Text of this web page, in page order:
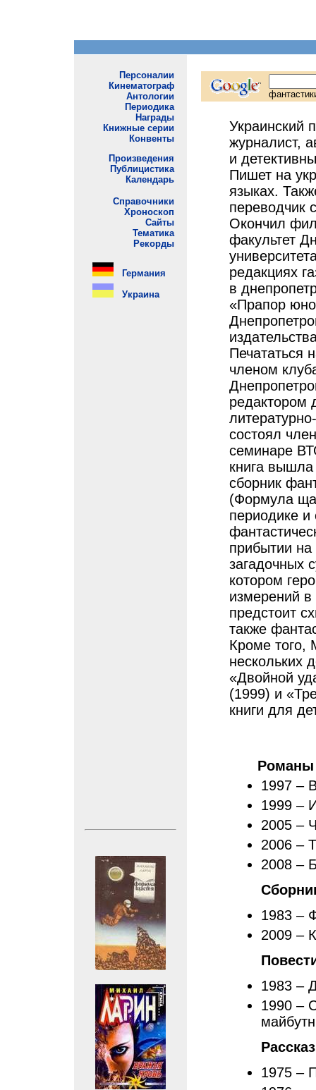
Украинский
журналист,
и
Пишет на
языках.
переводчик
Окончил
факультет
редакциях
в
«Прапор
Печататься
членом
редактором
состоял
семинаре
книга вышла
сборник
(Формула
периодике и
прибытии на
загадочных
котором
измерений в
предстоит
также
Кроме того,
нескольких
«Двойной
(1999) и
книги для
Романы
1997 –
1999 –
2005 –
2006 –
2008 –
1983 –
2009 –
1983 –
1990 –
1975 –